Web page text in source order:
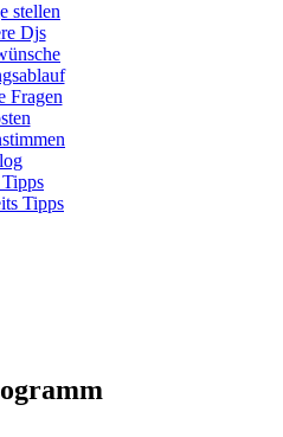
stellen
Djs
Fragen
Tipps